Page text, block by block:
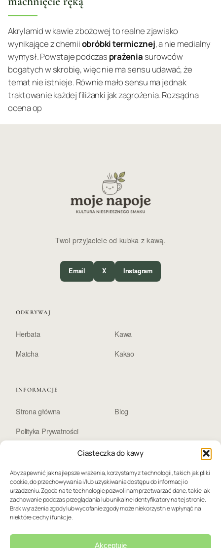
Ciasteczka do kawy
Aby zapewnić jak najlepsze wrażenia, korzystamy z technologii, takich jak pliki
cookie, do przechowywania i/lub uzyskiwania dostępu do informacji o
urządzeniu. Zgoda na te technologie pozwoli nam przetwarzać dane, takie jak
zachowanie podczas przeglądania lub unikalne identyfikatory na tej stronie.
Brak wyrażenia zgody lub wycofanie zgody może niekorzystnie wpłynąć na
niektóre cechy i funkcje.
Akceptuję
Akrylamid w kawie zbożowej to realne zjawisko
wynikające z chemiiobróbki termicznej, a nie medialny
wymysł. Powstaje podczas prażenia surowców
bogatych w skrobię, więc nie ma sensu udawać, że
temat nie istnieje. Równie mało sensu ma jednak
traktowanie każdej filiżanki jak zagrożenia. Rozsądna
ocena op
Twoi przyjaciele od kubka z kawą.
Email X Instagram
ODKRYWAJ
Herbata
Kawa
Matcha
Kakao
INFORMACJE
Strona główna
Blog
Polityka Prywatności
Subtelne wieści ze świata napojów. Zero spamu, sama
esencja.